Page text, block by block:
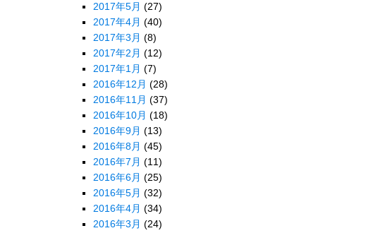
2017年5月 (27)
2017年4月 (40)
2017年3月 (8)
2017年2月 (12)
2017年1月 (7)
2016年12月 (28)
2016年11月 (37)
2016年10月 (18)
2016年9月 (13)
2016年8月 (45)
2016年7月 (11)
2016年6月 (25)
2016年5月 (32)
2016年4月 (34)
2016年3月 (24)